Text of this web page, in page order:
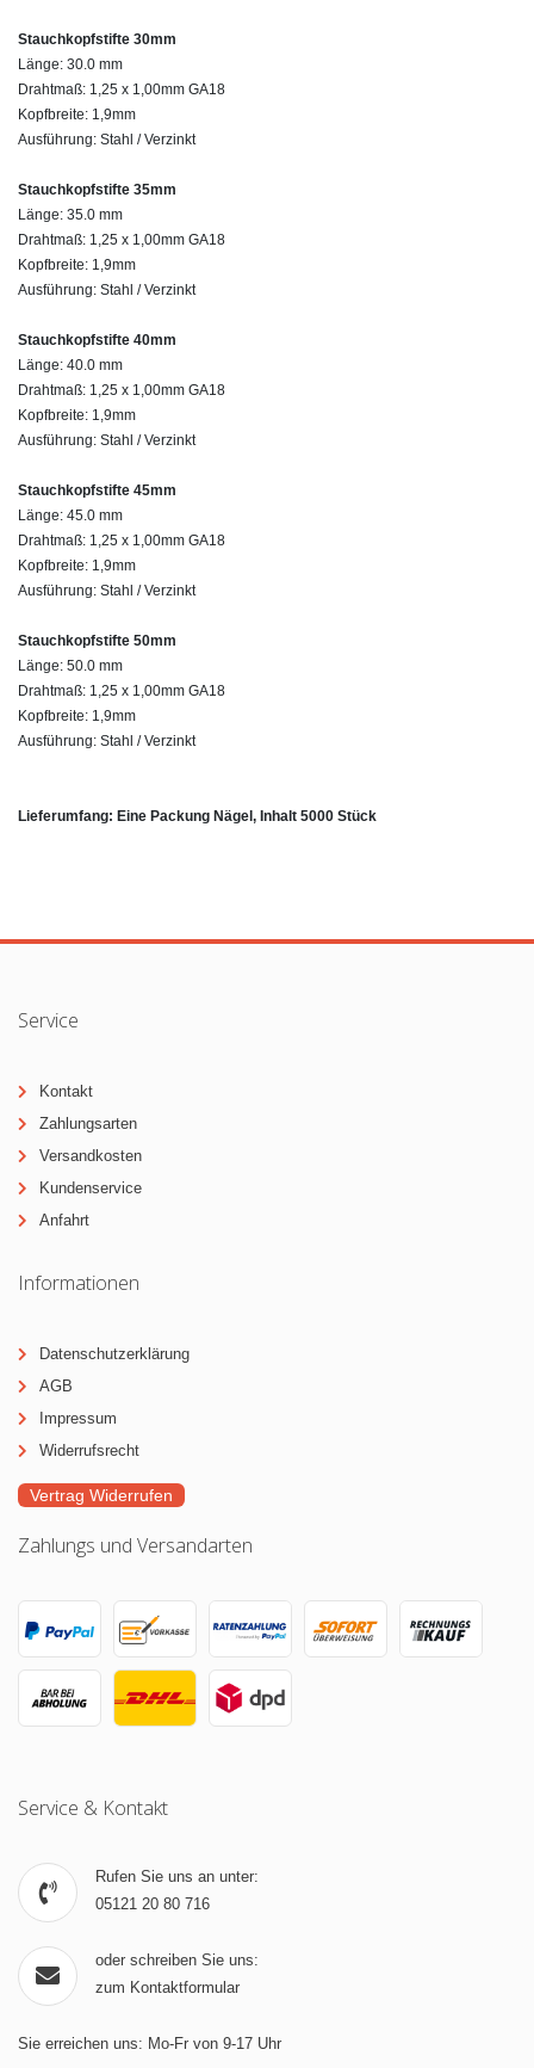
Stauchkopfstifte 30mm
Länge: 30.0 mm
Drahtmaß: 1,25 x 1,00mm GA18
Kopfbreite: 1,9mm
Ausführung: Stahl / Verzinkt
Stauchkopfstifte 35mm
Länge: 35.0 mm
Drahtmaß: 1,25 x 1,00mm GA18
Kopfbreite: 1,9mm
Ausführung: Stahl / Verzinkt
Stauchkopfstifte 40mm
Länge: 40.0 mm
Drahtmaß: 1,25 x 1,00mm GA18
Kopfbreite: 1,9mm
Ausführung: Stahl / Verzinkt
Stauchkopfstifte 45mm
Länge: 45.0 mm
Drahtmaß: 1,25 x 1,00mm GA18
Kopfbreite: 1,9mm
Ausführung: Stahl / Verzinkt
Stauchkopfstifte 50mm
Länge: 50.0 mm
Drahtmaß: 1,25 x 1,00mm GA18
Kopfbreite: 1,9mm
Ausführung: Stahl / Verzinkt
Lieferumfang: Eine Packung Nägel, Inhalt 5000 Stück
Service
Kontakt
Zahlungsarten
Versandkosten
Kundenservice
Anfahrt
Informationen
Datenschutzerklärung
AGB
Impressum
Widerrufsrecht
Vertrag Widerrufen
Zahlungs und Versandarten
Service & Kontakt
Rufen Sie uns an unter:
05121 20 80 716
oder schreiben Sie uns:
zum Kontaktformular
Sie erreichen uns: Mo-Fr von 9-17 Uhr